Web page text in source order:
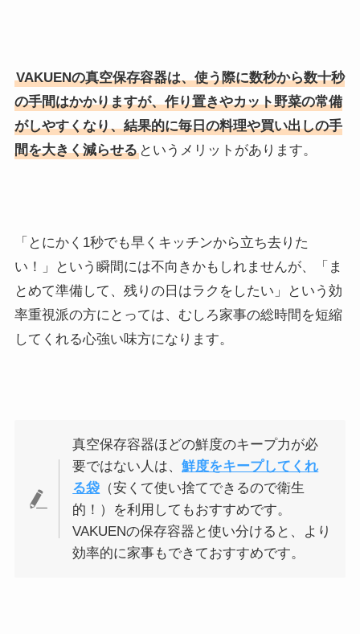
VAKUENの真空保存容器は、使う際に数秒から数十秒
の手間はかかりますが、作り置きやカット野菜の常備
がしやすくなり、結果的に毎日の料理や買い出しの手
間を大きく減らせるというメリットがあります。
「とにかく1秒でも早くキッチンから立ち去りた
い！」という瞬間には不向きかもしれませんが、「ま
とめて準備して、残りの日はラクをしたい」という効
率重視派の方にとっては、むしろ家事の総時間を短縮
してくれる心強い味方になります。
真空保存容器ほどの鮮度のキープ力が必
要ではない人は、鮮度をキープしてくれ
る袋 （安くて使い捨てできるので衛生
的！）を利用してもおすすめです。
VAKUENの保存容器と使い分けると、より
効率的に家事もできておすすめです。